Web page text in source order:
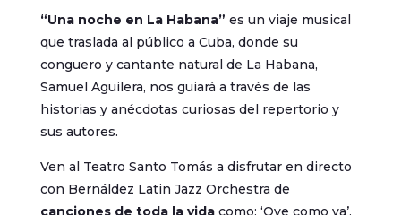
“Una noche en La Habana” es un viaje musical
que traslada al público a Cuba, donde su
conguero y cantante natural de La Habana,
Samuel Aguilera, nos guiará a través de las
historias y anécdotas curiosas del repertorio y
sus autores.
Ven al Teatro Santo Tomás a disfrutar en directo
con Bernáldez Latin Jazz Orchestra de